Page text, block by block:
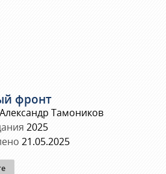
фронт
Александр Тамоников
2025
21.05.2025